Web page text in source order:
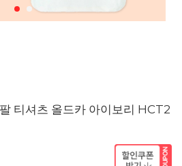
티셔츠 올드카 아이보리 HCT2